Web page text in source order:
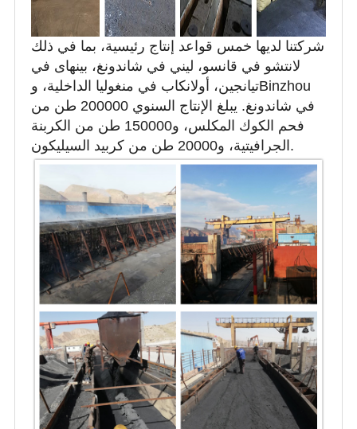
شركتنا لديها خمس قواعد إنتاج رئيسية، بما في ذلك
لانتشو في قانسو، ليني في شاندونغ، بينهاى في
تيانجين، أولانكاب في منغوليا الداخلية، وBinzhou
في شاندونغ. يبلغ الإنتاج السنوي 200000 طن من
فحم الكوك المكلس، و150000 طن من الكربنة
الجرافيتية، و20000 طن من كربيد السيليكون.